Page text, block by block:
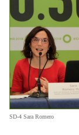
SD-4 Sara Romero